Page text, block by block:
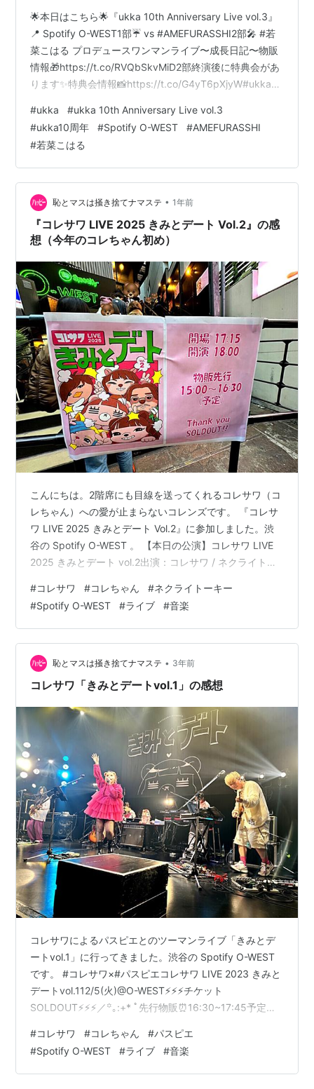
🌟本日はこちら🌟『ukka 10th Anniversary Live vol.3』
📍 Spotify O-WEST1部☔️ vs #AMEFURASSHI2部🎤 #若
菜こはる プロデュースワンマンライブ〜成長日記〜物販
情報🎁https://t.co/RVQbSkvMiD2部終演後に特典会があ
ります✨特典会情報📸https://t.co/G4yT6pXjyW#ukka
っか) (@ukka_music) June 8, 2025 📢本日のお願い📢
#ukka ワンマンライブ『ukka 10th Annive…
#ukka #ukka 10th Anniversary Live vol.3
#ukka10周年 #Spotify O-WEST #AMEFURASSHI
#若菜こはる
恥とマスは掻き捨てナマステ • 1年前
『コレサワ LIVE 2025 きみとデート Vol.2』の感
想（今年のコレちゃん初め）
こんにちは。2階席にも目線を送ってくれるコレサワ（コ
レちゃん）への愛が止まらないコレンズです。 『コレサ
ワ LIVE 2025 きみとデート Vol.2』に参加しました。渋
谷の Spotify O-WEST 。 【本日の公演】コレサワ LIVE
2025 きみとデート vol.2出演：コレサワ / ネクライトー
OUT!!※当日券の販売はございません🛍会場内大変混雑が
予想されます。大きいお手荷物等はコインロッカーやク
ロークをご利用ください。
pic.twitter.com/pTNYM7DVNt — Spotify…
#コレサワ #コレちゃん #ネクライトーキー
#Spotify O-WEST #ライブ #音楽
恥とマスは掻き捨てナマステ • 3年前
コレサワ「きみとデートvol.1」の感想
コレサワによるパスピエとのツーマンライブ「きみとデ
ートvol.1」に行ってきました。渋谷の Spotify O-WEST
です。 #コレサワ×#パスピエコレサワ LIVE 2023 きみと
デートvol.112/5(火)@O-WEST⚡️⚡️⚡️チケット
SOLDOUT⚡️⚡️⚡️／꙳｡:+* ﾟ先行物販⏰16:30~17:45予定チ
限定販売します✨＼꙳✼.｡:+* ﾟ꙳✼.｡
pic.twitter.com/nYBELPCJkg — コレサワ(スタッフ)
(@koresawa_STAFF) 2023年11月26日
#コレサワ #コレちゃん #パスピエ
#Spotify O-WEST #ライブ #音楽